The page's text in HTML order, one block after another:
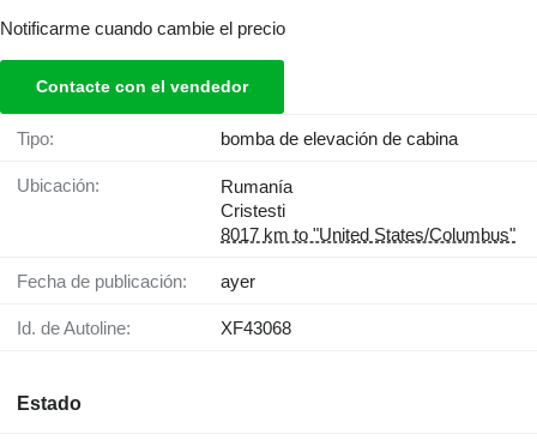
Notificarme cuando cambie el precio
Contacte con el vendedor
Tipo: bomba de elevación de cabina
Ubicación:
Rumanía
Cristesti
8017 km to "United States/Columbus"
Fecha de publicación: ayer
Id. de Autoline: XF43068
Estado